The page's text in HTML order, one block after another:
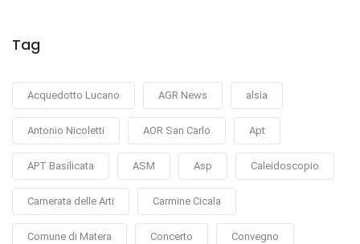
Tag
Acquedotto Lucano AGR News alsia
Antonio Nicoletti AOR San Carlo Apt
APT Basilicata ASM Asp Caleidoscopio
Camerata delle Arti Carmine Cicala
Comune di Matera Concerto Convegno